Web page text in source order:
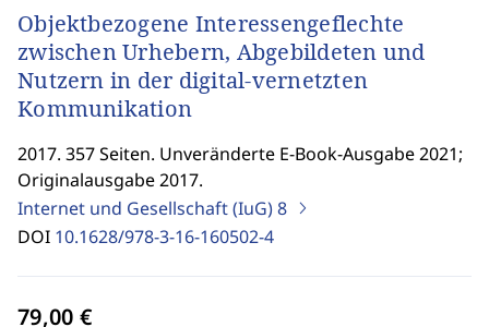
Objektbezogene Interessengeflechte
zwischen Urhebern, Abgebildeten und
Nutzern in der digital-vernetzten
Kommunikation
2017. 357 Seiten. Unveränderte E-Book-Ausgabe 2021;
Originalausgabe 2017.
Internet und Gesellschaft (IuG)8
DOI 10.1628/978-3-16-160502-4